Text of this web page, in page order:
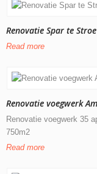
Renovatie Spar te Stroe
Read more
Renovatie voegwerk
Renovatie voegwerk 35
750m2
Read more